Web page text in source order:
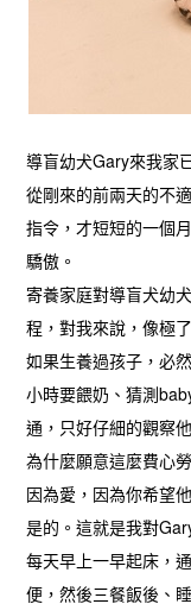
導盲幼犬Gary來我家
從剛來的前兩天的不
指令，才短短的一個
驕傲。
寄養家庭對導盲犬幼
程，對我來說，像極
如果生養過孩子，必
小時要餵奶、猜測
通，只好仔細的觀察
為什麼願意這麼費心
因為愛，因為你希望
是的。這就是我對
每天早上一早起床，
便，然後三餐飯後、